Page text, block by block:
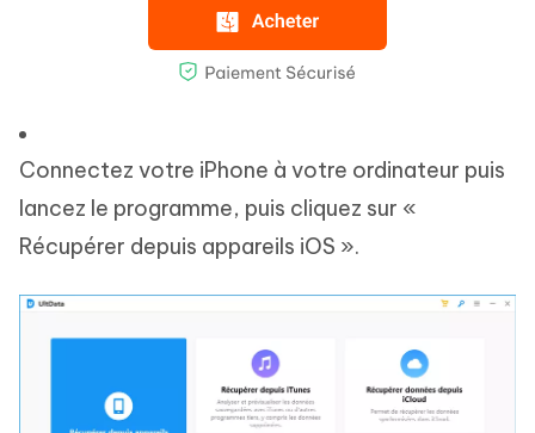
Connectez votre iPhone à votre ordinateur puis
lancez le programme, puis cliquez sur «
Récupérer depuis appareils iOS ».